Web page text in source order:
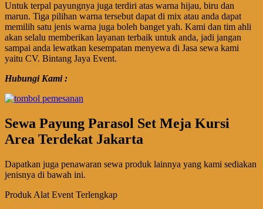
Untuk terpal payungnya juga terdiri atas warna hijau, biru dan
marun. Tiga pilihan warna tersebut dapat di mix atau anda dapat
memilih satu jenis warna juga boleh banget yah. Kami dan tim ahli
akan selalu memberikan layanan terbaik untuk anda, jadi jangan
sampai anda lewatkan kesempatan menyewa di Jasa sewa kami
yaitu CV. Bintang Jaya Event.
Hubungi Kami :
Sewa Payung Parasol Set Meja Kursi
Area Terdekat Jakarta
Dapatkan juga penawaran sewa produk lainnya yang kami sediakan
jenisnya di bawah ini.
Produk Alat Event Terlengkap